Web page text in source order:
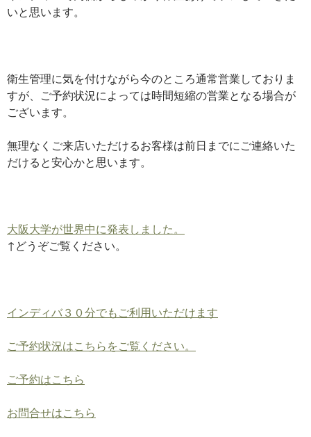
いと思います。
衛生管理に気を付けながら今のところ通常営業しておりま
すが、ご予約状況によっては時間短縮の営業となる場合が
ございます。
無理なくご来店いただけるお客様は前日までにご連絡いた
だけると安心かと思います。
大阪大学が世界中に発表しました。
↑どうぞご覧ください。
インディバ３０分でもご利用いただけます
ご予約状況はこちらをご覧ください。
ご予約はこちら
お問合せはこちら